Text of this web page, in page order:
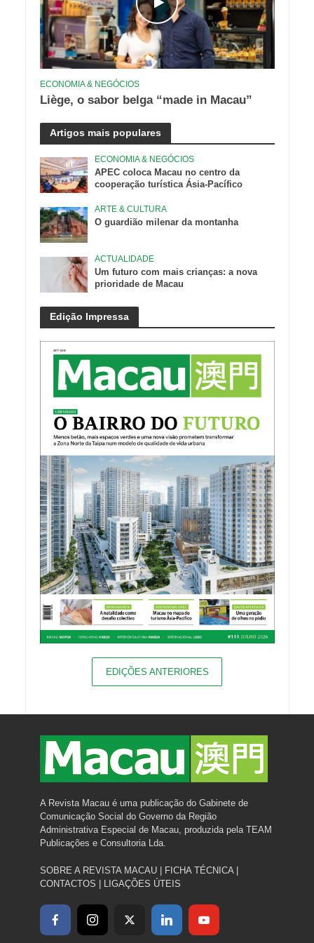
ECONOMIA & NEGÓCIOS
Liège, o sabor belga “made in Macau”
Artigos mais populares
ECONOMIA & NEGÓCIOS
APEC coloca Macau no centro da
cooperação turística Ásia-Pacífico
ARTE & CULTURA
O guardião milenar da montanha
ACTUALIDADE
Um futuro com mais crianças: a nova
prioridade de Macau
Edição Impressa
EDIÇÕES ANTERIORES
A Revista Macau é uma publicação do Gabinete de
Comunicação Social do Governo da Região
Administrativa Especial de Macau, produzida pela TEAM
Publicações e Consultoria Lda.
SOBRE A REVISTA MACAU| FICHA TÉCNICA|
CONTACTOS
LIGAÇÕES ÚTEIS